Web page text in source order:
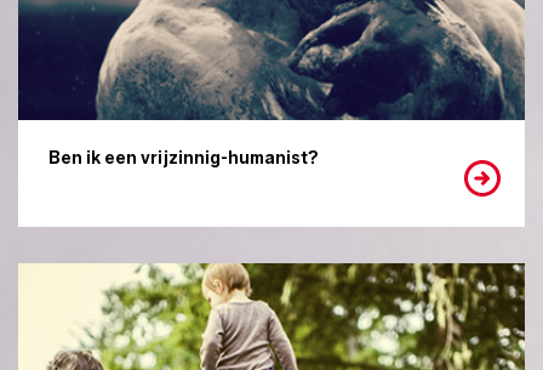
Ben ik een vrijzinnig-humanist?